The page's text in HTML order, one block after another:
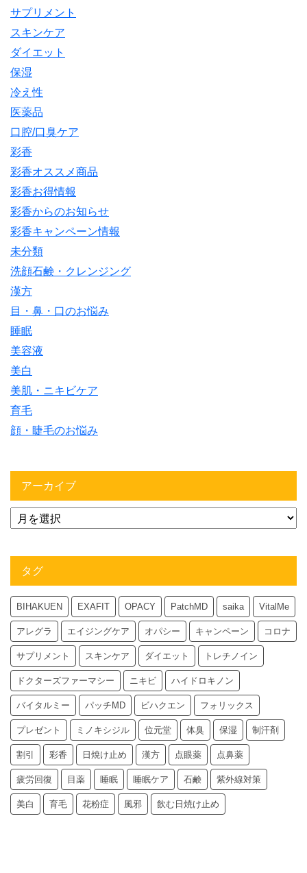
サプリメント
スキンケア
ダイエット
保湿
冷え性
医薬品
口腔/口臭ケア
彩香
彩香オススメ商品
彩香お得情報
彩香からのお知らせ
彩香キャンペーン情報
未分類
洗顔石鹸・クレンジング
漢方
目・鼻・口のお悩み
睡眠
美容液
美白
美肌・ニキビケア
育毛
顔・睫毛のお悩み
アーカイブ
タグ
BIHAKUEN EXAFIT OPACY PatchMD saika VitalMe
アレグラ エイジングケア オパシー キャンペーン コロナ
サプリメント スキンケア ダイエット トレチノイン
ドクターズファーマシー ニキビ ハイドロキノン
バイタルミー パッチMD ビハクエン フォリックス
プレゼント ミノキシジル 位元堂 体臭 保湿 制汗剤
割引 彩香 日焼け止め 漢方 点眼薬 点鼻薬
疲労回復 目薬 睡眠 睡眠ケア 石鹸 紫外線対策
美白 育毛 花粉症 風邪 飲む日焼け止め